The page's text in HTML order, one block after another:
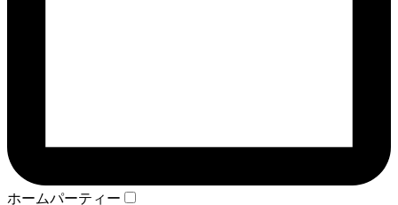
ホームパーティー